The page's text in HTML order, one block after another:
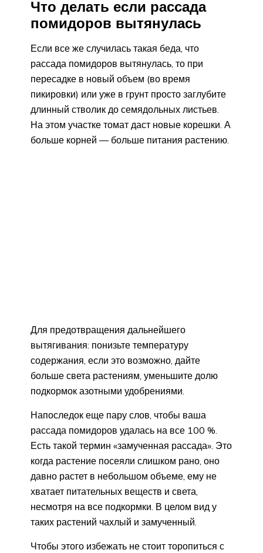
Что делать если рассада
помидоров вытянулась
Если все же случилась такая беда, что
рассада помидоров вытянулась, то при
пересадке в новый объем (во время
пикировки) или уже в грунт просто заглубите
длинный стволик до семядольных листьев.
На этом участке томат даст новые корешки. А
больше корней — больше питания растению.
Для предотвращения дальнейшего
вытягивания: понизьте температуру
содержания, если это возможно, дайте
больше света растениям, уменьшите долю
подкормок азотными удобрениями.
Напоследок еще пару слов, чтобы ваша
рассада помидоров удалась на все 100 %.
Есть такой термин «замученная рассада». Это
когда растение посеяли слишком рано, оно
давно растет в небольшом объеме, ему не
хватает питательных веществ и света,
несмотря на все подкормки. В целом вид у
таких растений чахлый и замученный.
Чтобы этого избежать не стоит торопиться с